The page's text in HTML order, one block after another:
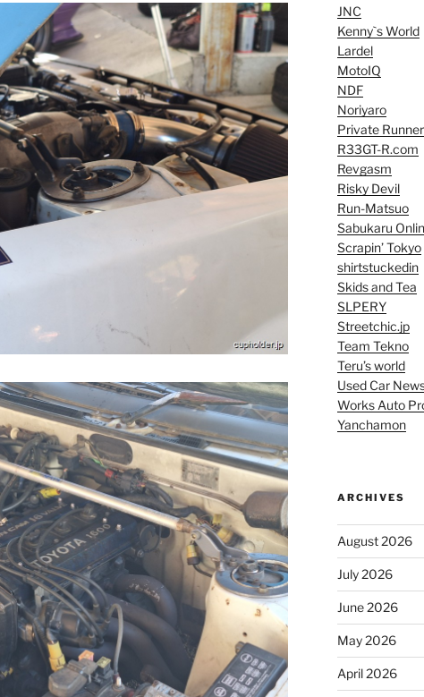
JNC
Kenny`s World
Lardel
MotoIQ
NDF
Noriyaro
Private
R33GT-R.com
Revgasm
Risky Devil
Run-Matsuo
Sabukaru
Scrapin’ Tokyo
shirtstuckedin
Skids and Tea
SLPERY
Streetchic.jp
Team Tekno
Teru’s world
Used Car
Works Auto
Yanchamon
ARCHIVES
August 2026
July 2026
June 2026
May 2026
April 2026